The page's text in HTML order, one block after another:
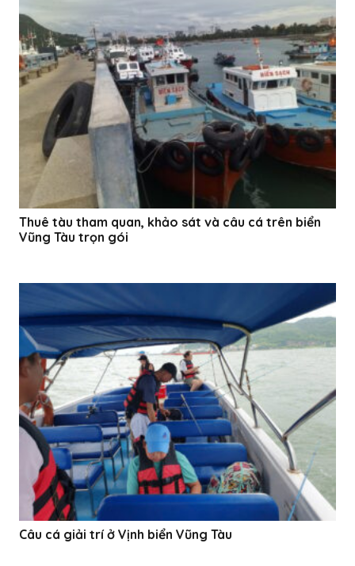
Thuê tàu tham quan, khảo sát và câu cá trên biển
Vũng Tàu trọn gói
Câu cá giải trí ở Vịnh biển Vũng Tàu